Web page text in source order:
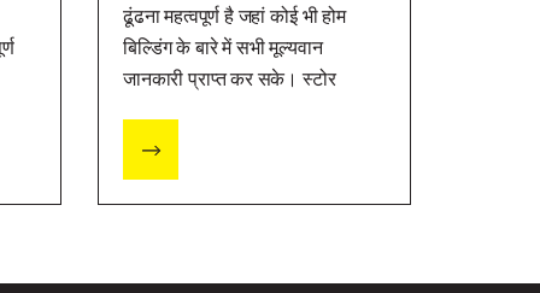
ढूंढना महत्वपूर्ण है जहां कोई भी होम
बिल्डिंग के बारे में सभी मूल्यवान
जानकारी प्राप्त कर सके। स्टोर
गृह निर्माण के बारे में अधिक जानकारी